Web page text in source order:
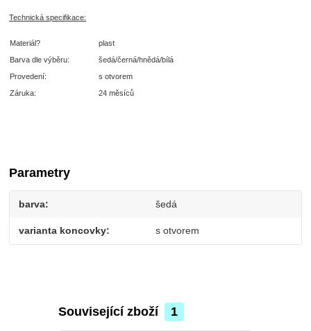
Technická specifikace:
Materiál?
plast
Barva dle výběru:
šedá/černá/hnědá/bílá
Provedení:
s otvorem
Záruka:
24 měsíců
Parametry
barva šedá
varianta koncovky s otvorem
Související zboží 1